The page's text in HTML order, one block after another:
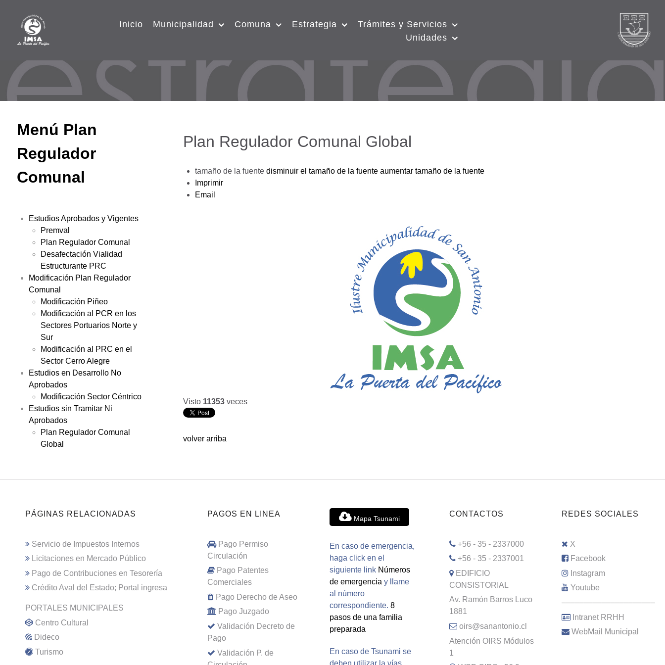
Inicio Municipalidad Comuna Estrategia
Trámites y Servicios
Unidades
Menú Plan
Regulador
Comunal
Estudios Aprobados y Vigentes
Premval
Plan Regulador Comunal
Desafectación Vialidad
Estructurante PRC
Modificación Plan Regulador
Comunal
Modificación Piñeo
Modificación al PCR en los
Sectores Portuarios Norte y
Sur
Modificación al PRC en el
Sector Cerro Alegre
Estudios en Desarrollo No
Aprobados
Modificación Sector Céntrico
Estudios sin Tramitar Ni
Aprobados
Plan Regulador Comunal
Global
Plan Regulador Comunal Global
tamaño de la fuente disminuir el tamaño de la fuente aumentar tamaño de la fuente
Imprimir
Email
Visto 11353 veces
volver arriba
PÁGINAS RELACIONADAS
Servicio de Impuestos Internos
Licitaciones en Mercado Público
Pago de Contribuciones en Tesorería
Crédito Aval del Estado; Portal ingresa
PORTALES MUNICIPALES
Centro Cultural
Dideco
Turismo
PAGOS EN LINEA
Pago Permiso
Circulación
Pago Patentes
Comerciales
Pago Derecho de Aseo
Pago Juzgado
Validación Decreto de
Pago
Validación P. de
Mapa Tsunami
En caso de emergencia,
haga click en el
siguiente link Números
de emergencia y llame
al número
correspondiente. 8
pasos de una familia
preparada
En caso de Tsunami se
deben utilizar la vías
CONTACTOS
+56 - 35 - 2337000
+56 - 35 - 2337001
EDIFICIO
CONSISTORIAL
Av. Ramón Barros Luco
1881
oirs@sanantonio.cl
Atención OIRS Módulos
1
REDES SOCIALES
X
Facebook
Instagram
Youtube
–––––––––––––––––––––
Intranet RRHH
WebMail Municipal